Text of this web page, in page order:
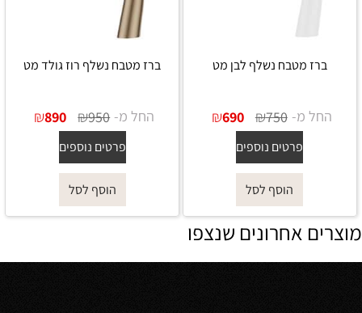
ברז מטבח נשלף לבן מט
החל מ- ₪750
₪690
פרטים נוספים
הוסף לסל
ברז מטבח נשלף רוז גולד מט
החל מ- ₪950
₪890
פרטים נוספים
הוסף לסל
מוצרים אחרונים שנצפו